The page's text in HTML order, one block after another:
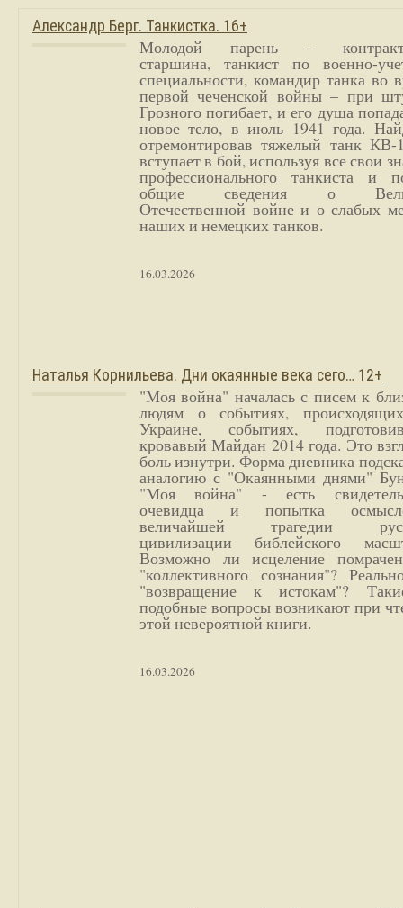
Александр Берг. Танкистка. 16+
Молодой парень –
старшина, танкист по военно-
специальности, командир танка во
первой чеченской войны – при
Грозного погибает, и его душа
новое тело, в июль 1941 года.
отремонтировав тяжелый танк
вступает в бой, используя все свои
профессионального танкиста и
общие сведения о
Отечественной войне и о слабых
наших и немецких танков.
16.03.2026
Наталья Корнильева. Дни окаянные века сего… 12+
"Моя война" началась с писем к
людям о событиях,
Украине, событиях,
кровавый Майдан 2014 года. Это
боль изнутри. Форма дневника
аналогию с "Окаянными днями"
"Моя война" - есть
очевидца и попытка
величайшей трагедии
цивилизации библейского
Возможно ли исцеление
"коллективного сознания"?
"возвращение к истокам"?
подобные вопросы возникают при
этой невероятной книги.
16.03.2026